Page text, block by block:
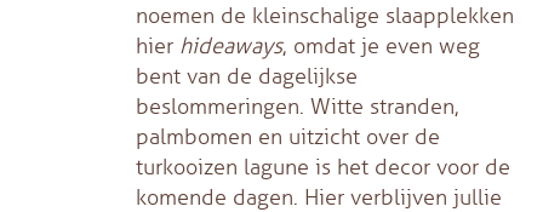
noemen de kleinschalige slaapplekken
hier hideaways, omdat je even weg
bent van de dagelijkse
beslommeringen. Witte stranden,
palmbomen en uitzicht over de
turkooizen lagune is het decor voor de
komende dagen. Hier verblijven jullie